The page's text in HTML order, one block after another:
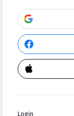
Login